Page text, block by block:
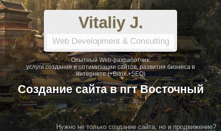
Vitaliy J.
Web Development & Consulting
Опытный Web-разработчик:
услуги создания и оптимизации сайтов, развития бизнеса в
интернете (+Bitrix +SEO)
Создание сайта в пгт Восточный
Нужно не только создание сайта, но и продвижение?